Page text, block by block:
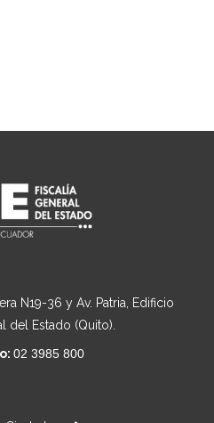
N19-36 y Av. Patria, Edificio
del Estado (Quito).
02 3985 800